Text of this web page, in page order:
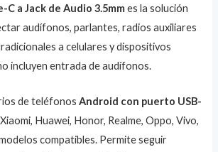
C a Jack de Audio 3.5mmes la solución
audífonos, parlantes, radios auxiliares
a celulares y dispositivos
incluyen entrada de audífonos.
de teléfonosAndroid con puerto USB-
Huawei, Honor, Realme, Oppo, Vivo,
compatibles. Permite seguir